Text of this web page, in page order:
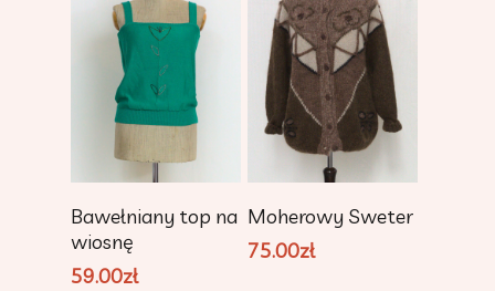
Dodaj Do
Koszyka
Bawełniany top na
wiosnę
59.00zł
Dodaj Do
Koszyka
Moherowy Sweter
75.00zł